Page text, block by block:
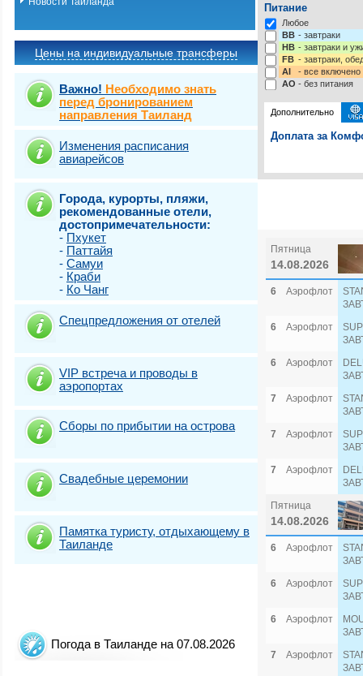
Цены на индивидуальные трансферы
Важно! Необходимо знать
перед бронированием
направления Таиланд
Изменения расписания
авиарейсов
Города, курорты, пляжи,
рекомендованные отели,
достопримечательности:
- Пхукет
- Паттайя
- Самуи
- Краби
- Ко Чанг
Спецпредложения от отелей
VIP встреча и проводы в
аэропортах
Сборы по прибытии на острова
Свадебные церемонии
Памятка туристу, отдыхающему в
Таиланде
Погода в Таиланде на 07.08.2026
Питание
Любое
BB - завтраки
HB - завтраки и
FB - завтраки,
AI
- все включено
AO - без питания
Дополнительно
Доплата за
Пятница
14.08.2026
6 Аэрофлот
6
Аэрофлот
6
Аэрофлот
7
Аэрофлот
7
Аэрофлот
7
Аэрофлот
Пятница
14.08.2026
6 Аэрофлот
6
Аэрофлот
6
Аэрофлот
7
Аэрофлот